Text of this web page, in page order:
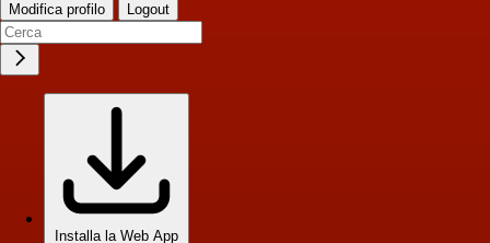
Modifica profilo Logout
Installa la Web App